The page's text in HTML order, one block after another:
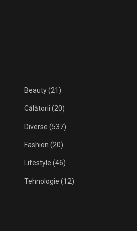
Beauty(21)
Călătorii (20)
Diverse (537)
Fashion (20)
Lifestyle (46)
Tehnologie (12)